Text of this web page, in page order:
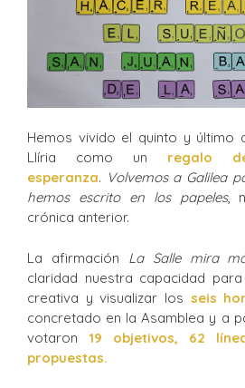
Hemos vivido el quinto y último
Llíria como un regalo
esperanza. Volvemos a Galilea
hemos escrito en los papeles,
crónica anterior.
La afirmación La Salle mira
claridad nuestra capacidad
creativa y visualizar los seis
concretado en la Asamblea y a
votaron 19 objetivos, 62
propuestas.